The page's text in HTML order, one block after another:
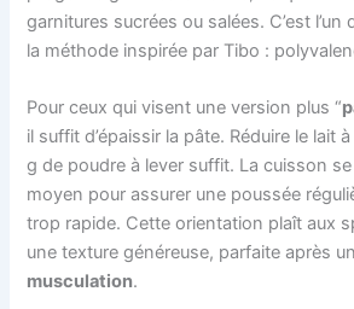
garnitures sucrées ou salées. C’est
la méthode inspirée par Tibo :
Pour ceux qui visent une version plus “
il suffit d’épaissir la pâte. Réduire le lait
g de poudre à lever suffit. La cuisson
moyen pour assurer une poussée
trop rapide. Cette orientation plaît aux
une texture généreuse, parfaite après
musculation.